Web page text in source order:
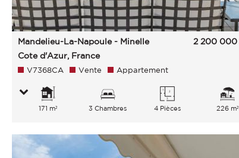
Mandelieu-La-Napoule - Minelle
Cote d'Azur, France
2 200 000
V7368CA Vente Appartement
171 m² 3 Chambres 4 Pièces 226 m²